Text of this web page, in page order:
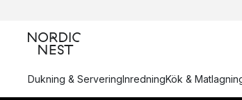
Dukning & ServeringInredningKök &